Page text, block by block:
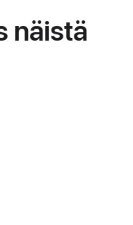
näistä